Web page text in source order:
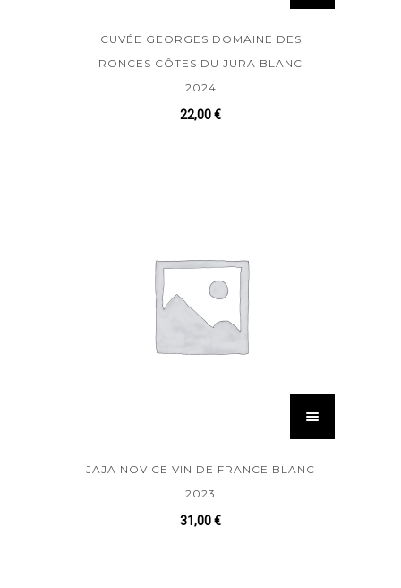
CUVÉE GEORGES DOMAINE DES
RONCES CÔTES DU JURA BLANC
2024
22,00€
JAJA NOVICE VIN DE FRANCE BLANC
2023
31,00€